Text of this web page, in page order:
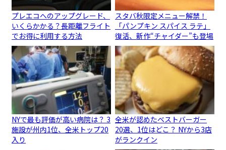
プレエコへのアップグレード、
いくらかかる？長距離フライト
でお得に利用する方法
スタバ秋限定メニュー解禁！
「パンプキン スパイス ラテ」
復活、新作“チャイダー”も登場
NYで最も評価が高い病院は？ 3
施設が州内1位、全米トップ20
入り
全米が認めたベストバーガー
20選、1位はどこ？ NYから3店
がランクイン